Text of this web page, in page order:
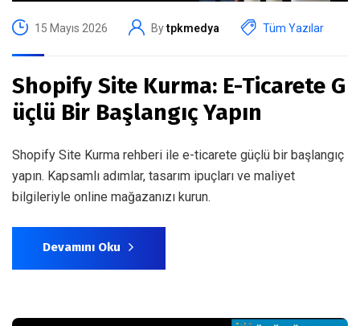
15 Mayıs 2026 Bytpkmedya Tüm Yazılar
Shopify Site Kurma: E-Ticarete G
üçlü Bir Başlangıç Yapın
Shopify Site Kurma rehberi ile e-ticarete güçlü bir başlangıç
yapın. Kapsamlı adımlar, tasarım ipuçları ve maliyet
bilgileriyle online mağazanızı kurun.
Devamını Oku